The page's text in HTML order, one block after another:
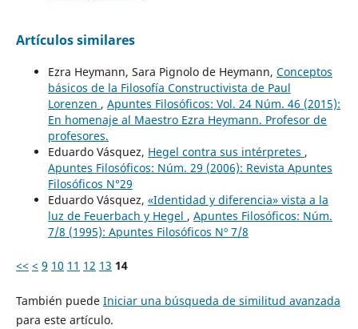
Artículos similares
Ezra Heymann, Sara Pignolo de Heymann, Conceptos
básicos de la Filosofía Constructivista de Paul
Lorenzen , Apuntes Filosóficos: Vol. 24 Núm. 46 (2015):
En homenaje al Maestro Ezra Heymann. Profesor de
profesores.
Eduardo Vásquez, Hegel contra sus intérpretes ,
Apuntes Filosóficos: Núm. 29 (2006): Revista Apuntes
Filosóficos N°29
Eduardo Vásquez, «Identidad y diferencia» vista a la
luz de Feuerbach y Hegel , Apuntes Filosóficos: Núm.
7/8 (1995): Apuntes Filosóficos Nº 7/8
<< < 9 10 11 12 13 14
También puede Iniciar una búsqueda de similitud avanzada
para este artículo.